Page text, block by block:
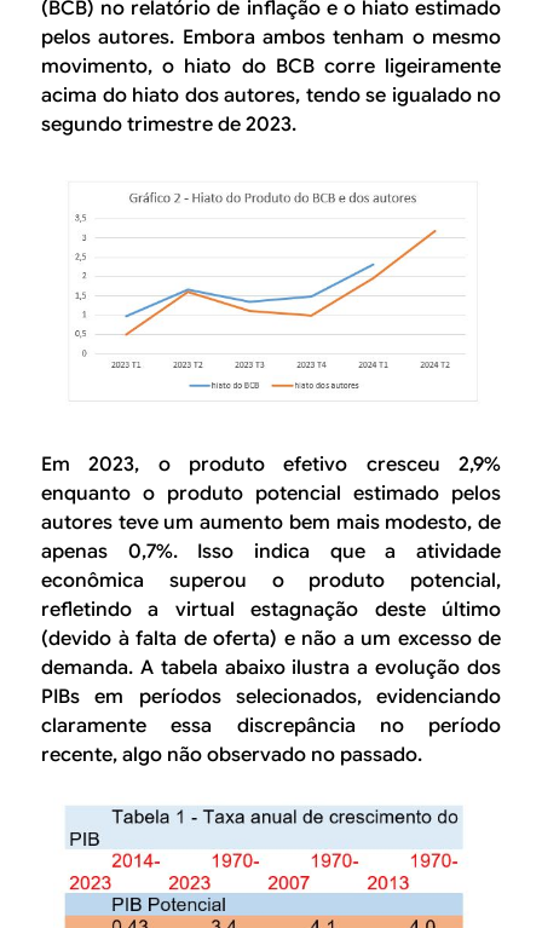
(BCB) no relatório de inflação e o hiato estimado
pelos autores. Embora ambos tenham o mesmo
movimento, o hiato do BCB corre ligeiramente
acima do hiato dos autores, tendo se igualado no
segundo trimestre de 2023.
Em 2023, o produto efetivo cresceu 2,9%
enquanto o produto potencial estimado pelos
autores teve um aumento bem mais modesto, de
apenas 0,7%. Isso indica que a atividade
econômica superou o produto potencial,
refletindo a virtual estagnação deste último
(devido à falta de oferta) e não a um excesso de
demanda. A tabela abaixo ilustra a evolução dos
PIBs em períodos selecionados, evidenciando
claramente essa discrepância no período
recente, algo não observado no passado.